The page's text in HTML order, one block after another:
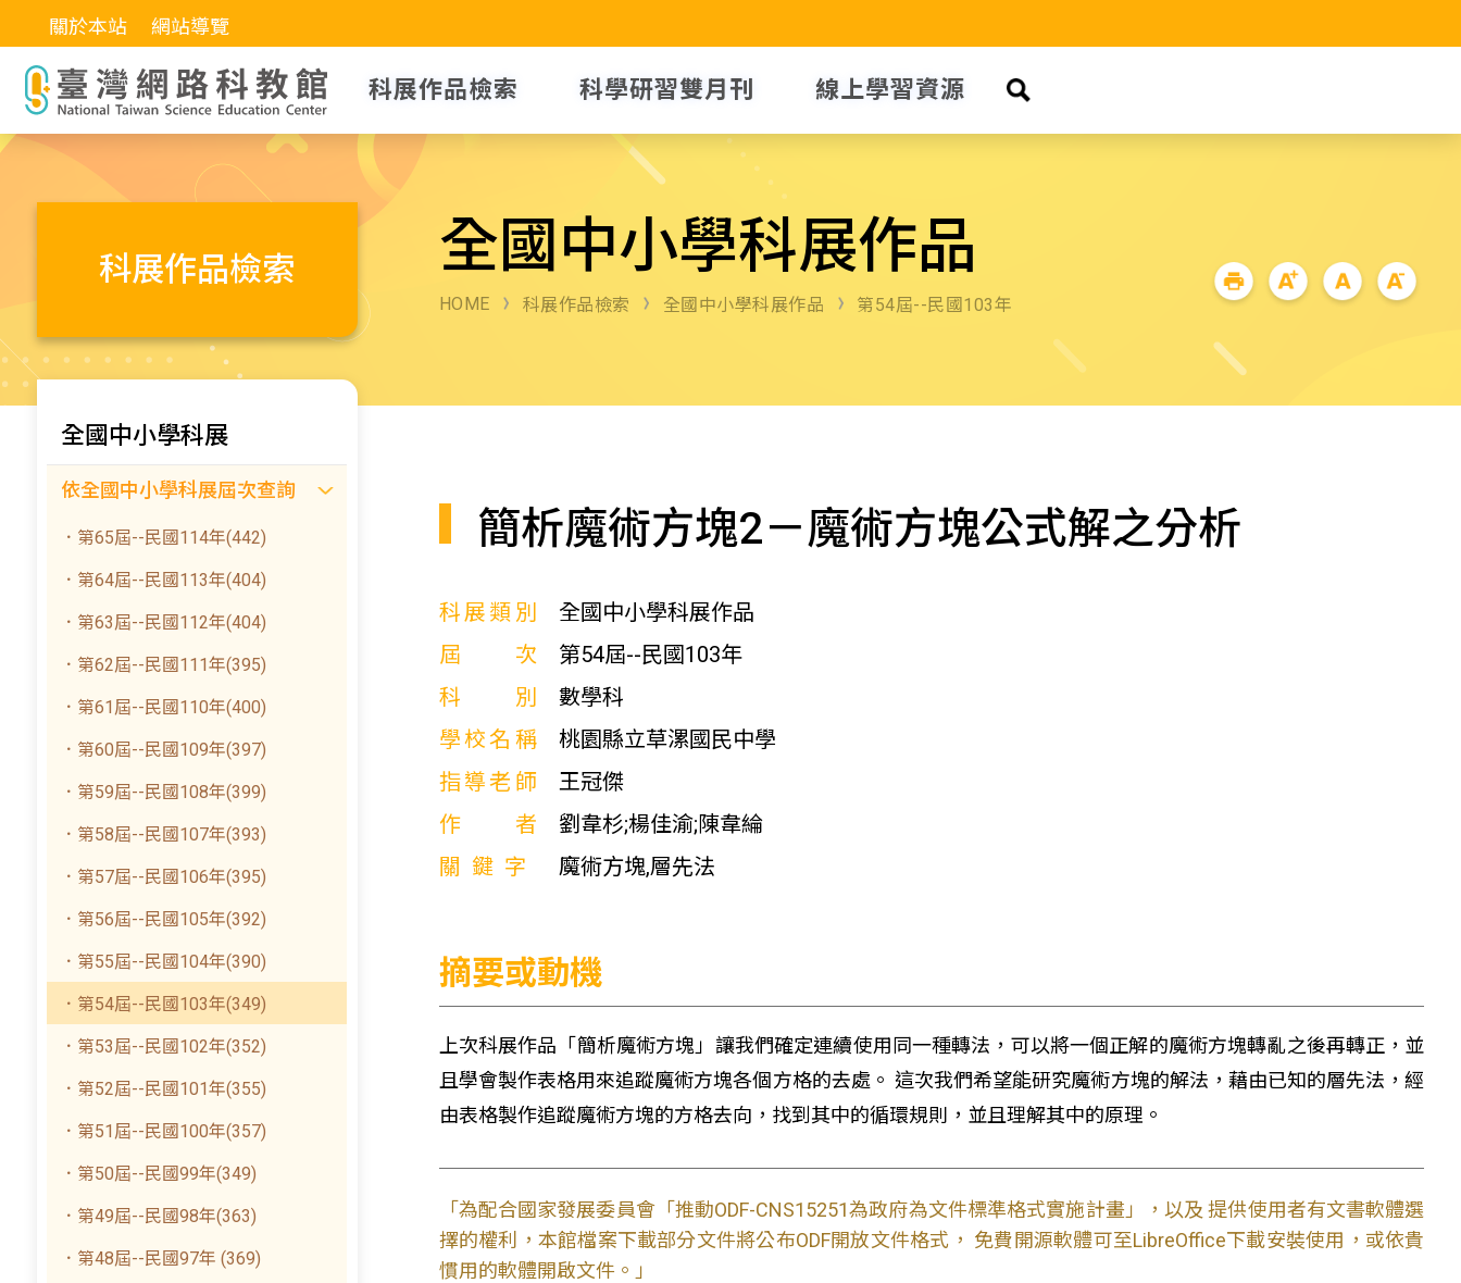
關於本站 網站導覽
科展作品檢索 科學研習雙月刊 線上學習資源
科展作品檢索 全國中小學科展作品
HOME 科展作品檢索 全國中小學科展作品 第54屆--民國103年
全國中小學科展
依全國中小學科展屆次查詢
．第65屆--民國114年(442)
．第64屆--民國113年(404)
．第63屆--民國112年(404)
．第62屆--民國111年(395)
．第61屆--民國110年(400)
．第60屆--民國109年(397)
．第59屆--民國108年(399)
．第58屆--民國107年(393)
．第57屆--民國106年(395)
．第56屆--民國105年(392)
．第55屆--民國104年(390)
．第54屆--民國103年(349)
．第53屆--民國102年(352)
．第52屆--民國101年(355)
．第51屆--民國100年(357)
．第50屆--民國99年(349)
．第49屆--民國98年(363)
．第48屆--民國97年 (369)
簡析魔術方塊2－魔術方塊公式解之分析
科展類別
全國中小學科展作品
屆次
第54屆--民國103年
科別
數學科
學校名稱
桃園縣立草漯國民中學
指導老師
王冠傑
作者
劉韋杉;楊佳渝;陳韋綸
關鍵字
魔術方塊,層先法
摘要或動機
上次科展作品「簡析魔術方塊」讓我們確定連續使用同一種轉法，可以將一個正解的魔術方塊轉亂之後再轉正，並
且學會製作表格用來追蹤魔術方塊各個方格的去處。 這次我們希望能研究魔術方塊的解法，藉由已知的層先法，經
由表格製作追蹤魔術方塊的方格去向，找到其中的循環規則，並且理解其中的原理。
「為配合國家發展委員會「推動ODF-CNS15251為政府為文件標準格式實施計畫」，以及 提供使用者有文書軟體選
擇的權利，本館檔案下載部分文件將公布ODF開放文件格式， 免費開源軟體可至LibreOffice下載安裝使用，或依貴
慣用的軟體開啟文件。」